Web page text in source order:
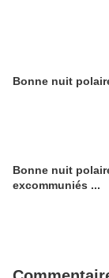
Bonne nuit
Bonne nuit
excommuniés ...